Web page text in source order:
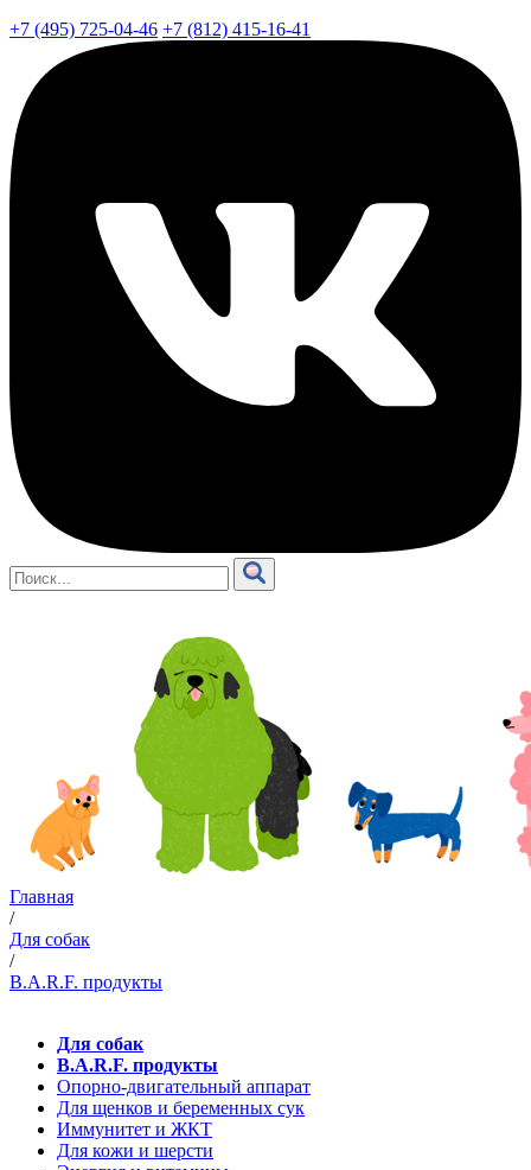
+7 (495) 725-04-46 +7 (812) 415-16-41
Главная
/
Для собак
/
B.A.R.F. продукты
Для собак
B.A.R.F. продукты
Опорно-двигательный аппарат
Для щенков и беременных сук
Иммунитет и ЖКТ
Для кожи и шерсти